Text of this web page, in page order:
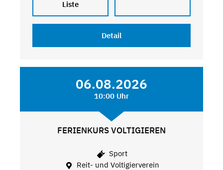
Liste
Detail
06.08.2026
10:00 Uhr
FERIENKURS VOLTIGIEREN
Sport
Reit- und Voltigierverein